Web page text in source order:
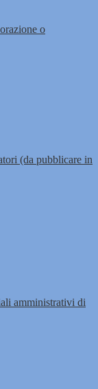
o
(da pubblicare in
amministrativi di